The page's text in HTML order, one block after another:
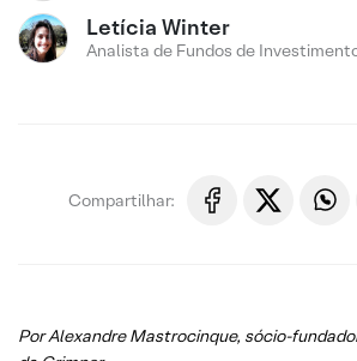
Letícia Winter
Analista de Fundos de
Compartilhar:
Por Alexandre Mastrocinque, sócio-